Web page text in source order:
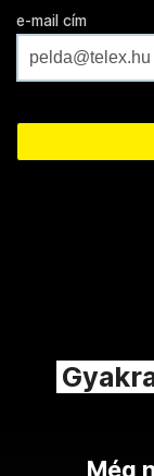
e-mail cím
Még